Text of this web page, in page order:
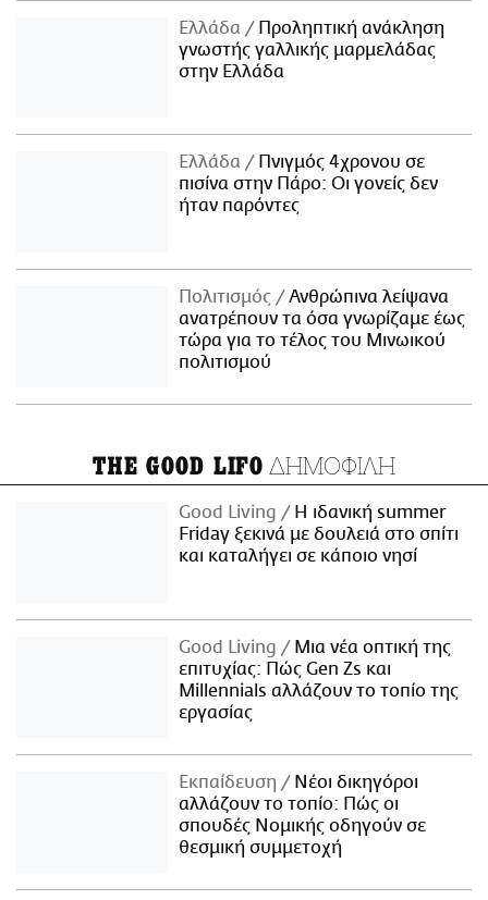
Ελλάδα
Προληπτική ανάκληση
γνωστής γαλλικής μαρμελάδας
στην Ελλάδα
Ελλάδα
Πνιγμός 4χρονου σε
πισίνα στην Πάρο: Οι γονείς δεν
ήταν παρόντες
Πολιτισμός
Ανθρώπινα λείψανα
ανατρέπουν τα όσα γνωρίζαμε έως
τώρα για το τέλος του Μινωικού
πολιτισμού
THE GOOD LIFO ΔΗΜΟΦΙΛΗ
Good Living
Η ιδανική summer
Friday ξεκινά με δουλειά στο σπίτι
και καταλήγει σε κάποιο νησί
Good Living
Μια νέα οπτική της
επιτυχίας: Πώς Gen Zs και
Millennials αλλάζουν το τοπίο της
εργασίας
Εκπαίδευση
Νέοι δικηγόροι
αλλάζουν το τοπίο: Πώς οι
σπουδές Νομικής οδηγούν σε
θεσμική συμμετοχή